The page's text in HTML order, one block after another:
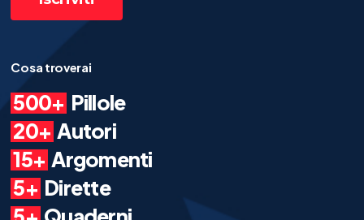
Cosa troverai
500+ Pillole
20+ Autori
15+ Argomenti
5+ Dirette